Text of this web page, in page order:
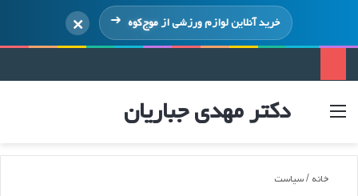
خرید آنلاین لوازم ورزشی ازموج‌کوه ×
دکتر مهدی جباریان منو ورود
خانه /سیاست